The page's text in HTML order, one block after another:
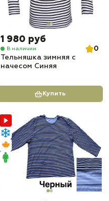
1 980 руб
В наличии
0
Тельняшка зимняя с
начесом Синяя
Купить